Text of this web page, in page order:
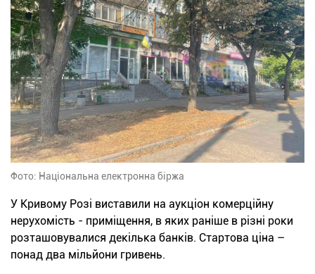
Фото: Національна електронна біржа
У Кривому Розі виставили на аукціон комерційну
нерухомість - приміщення, в яких раніше в різні роки
розташовувалися декілька банків. Стартова ціна –
понад два мільйони гривень.